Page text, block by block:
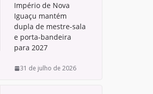
Império de Nova
Iguaçu mantém
dupla de mestre-sala
e porta-bandeira
para 2027
31 de julho de 2026